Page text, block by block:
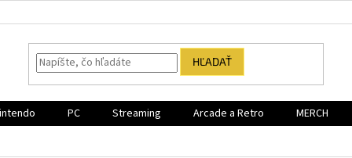
HĽADAŤ
PC Streaming Arcade a Retro MERCH